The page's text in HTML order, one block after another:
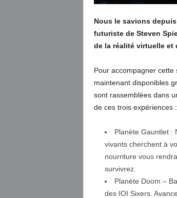
Nous le savions
futuriste de Steven
de la réalité virtuelle et
Pour accompagner
maintenant disponibles
sont rassemblées dans
de ces trois expériences :
Planète Gauntlet :
vivants cherchent à
nourriture vous
survivrez.
Planète Doom –
des IOI Sixers.